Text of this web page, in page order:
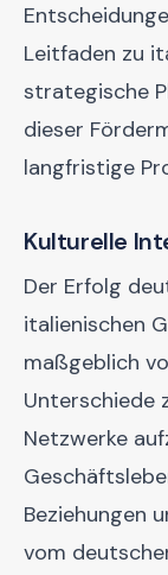
Leitfaden zu
strategische
dieser
langfristige
Kulturelle
Der Erfolg
italienischen
maßgeblich
Unterschiede
Netzwerke
Beziehungen
vom